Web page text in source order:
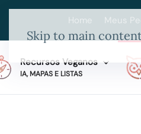
Skip to main
Home Meus
Recursos Veganos
IA, MAPAS E LISTAS